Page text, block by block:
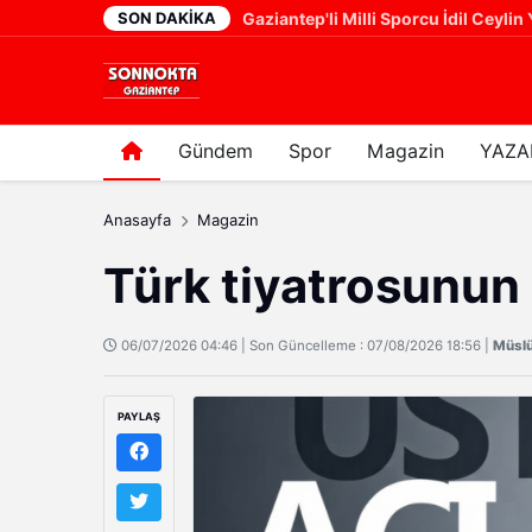
SON DAKIKA
14 saat önce Gaziantep'li Milli Sporcu İdil Ceylin
Gündem Spor Magazin
Anasayfa Magazin
Türk tiyatrosunun
06/07/2026 04:46 | Son Güncelleme : 07/08/2026 18:56 |
PAYLAŞ